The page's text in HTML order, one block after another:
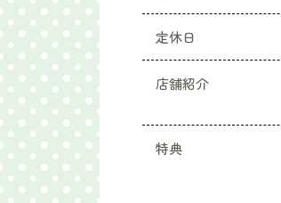
定休日
店舗紹介
特典